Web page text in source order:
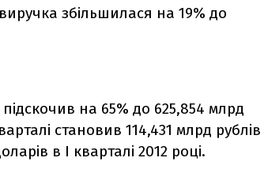
збільшилася на 19% до
на 65% до 625,854 млрд
становив 114,431 млрд рублів
в I кварталі 2012 році.